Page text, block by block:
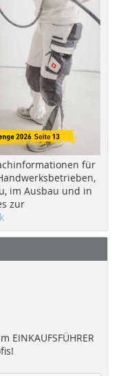
für
im Ausbau und in
zur